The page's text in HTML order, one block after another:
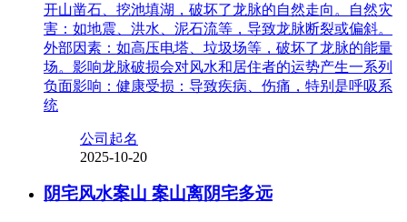
开山凿石、挖池填湖，破坏了龙脉的自然走向。自然灾
害：如地震、洪水、泥石流等，导致龙脉断裂或偏斜。
外部因素：如高压电塔、垃圾场等，破坏了龙脉的能量
场。影响龙脉破损会对风水和居住者的运势产生一系列
负面影响：健康受损：导致疾病、伤痛，特别是呼吸系
统
公司起名
2025-10-20
阴宅风水案山 案山离阴宅多远